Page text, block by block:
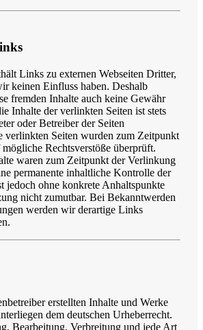
Links zu externen Webseiten Dritter,
keinen Einfluss haben. Deshalb
fremden Inhalte auch keine Gewähr
Inhalte der verlinkten Seiten ist stets
oder Betreiber der Seiten
verlinkten Seiten wurden zum Zeitpunkt
Rechtsverstöße überprüft.
waren zum Zeitpunkt der Verlinkung
permanente inhaltliche Kontrolle der
jedoch ohne konkrete Anhaltspunkte
nicht zumutbar. Bei Bekanntwerden
werden wir derartige Links
erstellten Inhalte und Werke
dem deutschen Urheberrecht.
Bearbeitung, Verbreitung und jede Art